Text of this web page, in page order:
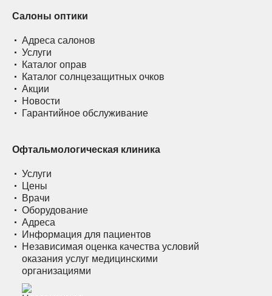
Салоны оптики
Адреса салонов
Услуги
Каталог оправ
Каталог солнцезащитных очков
Акции
Новости
Гарантийное обслуживание
Офтальмологическая клиника
Услуги
Цены
Врачи
Оборудование
Адреса
Информация для пациентов
Независимая оценка качества условий
оказания услуг медицинскими
организациями